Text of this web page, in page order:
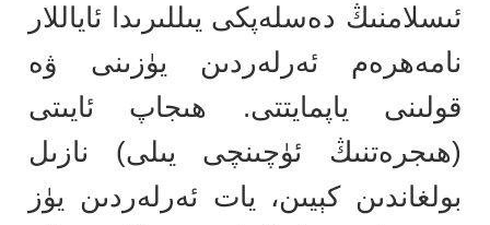
ئىسلامنىڭ دەسلەپكى يىللىرىدا ئاياللار
نامەھرەم ئەرلەردىن يۈزىنى ۋە
قولىنى ياپمايتتى. ھىجاپ ئايىتى
(ھىجرەتنىڭ ئۈچىنچى يىلى) نازىل
بولغاندىن كېيىن، يات ئەرلەردىن يۈز